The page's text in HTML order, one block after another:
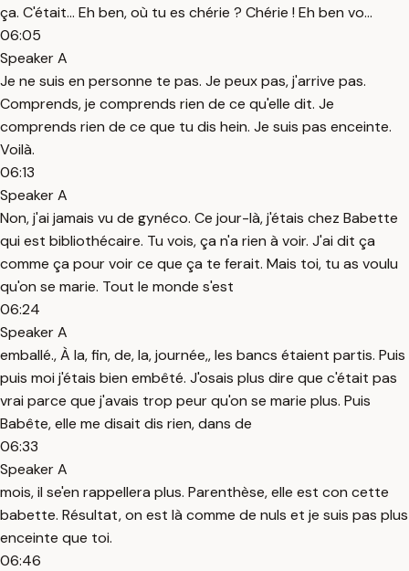
ça. C'était... Eh ben, où tu es chérie ? Chérie ! Eh ben vo...
06:05
Speaker A
Je ne suis en personne te pas. Je peux pas, j'arrive pas.
Comprends, je comprends rien de ce qu'elle dit. Je
comprends rien de ce que tu dis hein. Je suis pas enceinte.
Voilà.
06:13
Speaker A
Non, j'ai jamais vu de gynéco. Ce jour-là, j'étais chez Babette
qui est bibliothécaire. Tu vois, ça n'a rien à voir. J'ai dit ça
comme ça pour voir ce que ça te ferait. Mais toi, tu as voulu
qu'on se marie. Tout le monde s'est
06:24
Speaker A
emballé., À la, fin, de, la, journée,, les bancs étaient partis. Puis
puis moi j'étais bien embêté. J'osais plus dire que c'était pas
vrai parce que j'avais trop peur qu'on se marie plus. Puis
Babête, elle me disait dis rien, dans de
06:33
Speaker A
mois, il se'en rappellera plus. Parenthèse, elle est con cette
babette. Résultat, on est là comme de nuls et je suis pas plus
enceinte que toi.
06:46